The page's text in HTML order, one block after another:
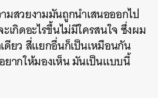
มสวยงามมันถูกนำเสนอออกไป
เกิดอะไรขึ้นไม่มีใครสนใจ ซึ่งผม
ดียว สี่แยกอื่นก็เป็นเหมือนกัน
ยากให้มองเห็น มันเป็นแบบนี้